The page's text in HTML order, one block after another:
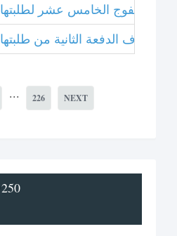
تخريج الفوج الخامس عشر لطلبتها
وتزف الدفعة الثانية من طلبتها
... 226 NEXT
250